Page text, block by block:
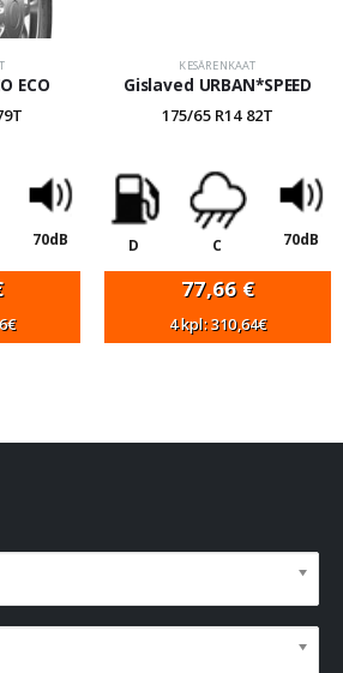
ECO
70dB
KESÄRENKAAT
Gislaved URBAN*SPEED
175/65 R14 82T
D C 70dB
77,66 €
4 kpl: 310,64€